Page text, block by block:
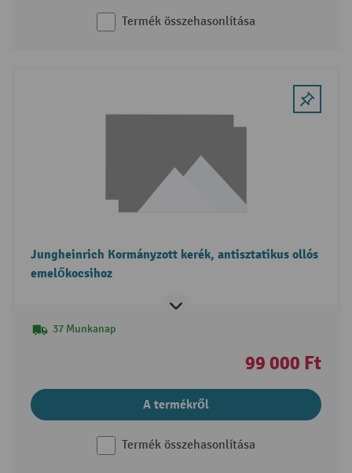
Termék összehasonlítása
Jungheinrich Kormányzott kerék, antisztatikus ollós
emelőkocsihoz
37 Munkanap
99 000 Ft
A termékről
Termék összehasonlítása